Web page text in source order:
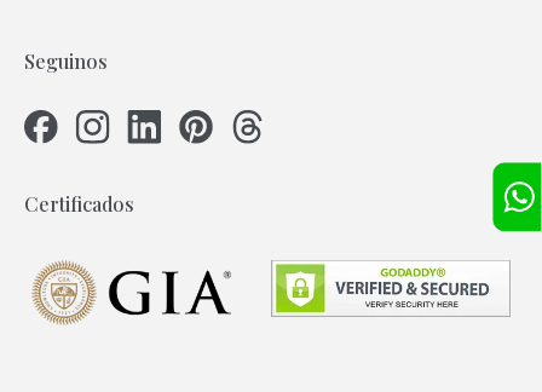
Seguinos
Certificados